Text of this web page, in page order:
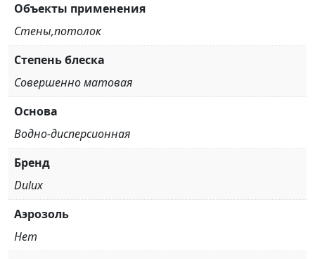
Объекты применения
Стены,потолок
Степень блеска
Совершенно матовая
Основа
Водно-дисперсионная
Бренд
Dulux
Аэрозоль
Нет